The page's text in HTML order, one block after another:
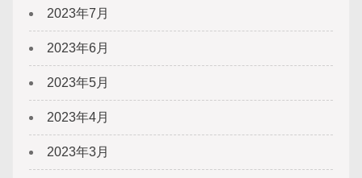
2023年7月
2023年6月
2023年5月
2023年4月
2023年3月